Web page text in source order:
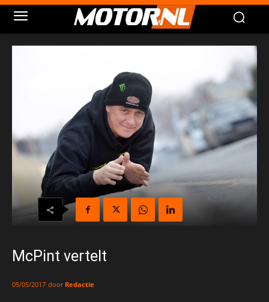
McPint vertelt
05/05/2017 door Redactie